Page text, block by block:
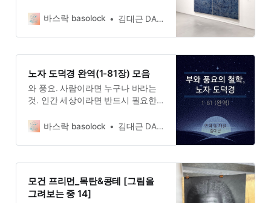
에 낙찰되면서 세간의 이목을 집중시
국의 현대 추상미술(특히 단색화)에
코 김환기는 현대 한국 미술을 대표
하는 주자 중 하나이다.
바스락 basolock 김대근 DAEGEUN KIM
노자 도덕경 완역(1-81장) 모음
와 풍요. 사람이라면 누구나 바라는
것. 인간 세상이라면 반드시 필요한
어진 적 없던 것. 불평등의 근원이자
욕심을 버리고 서로 빼앗고자 다투지
말며 서로를 보듬어주고 안아주라고.
있는 곳이니, 제발 그만하라고. 멈추
라고. 이것이 노자의 메시지이자 도
바스락 basolock 김대근 DAEGEUN KIM
모건 프리먼_목탄&콩테 [그림을
그려보는 중 14]